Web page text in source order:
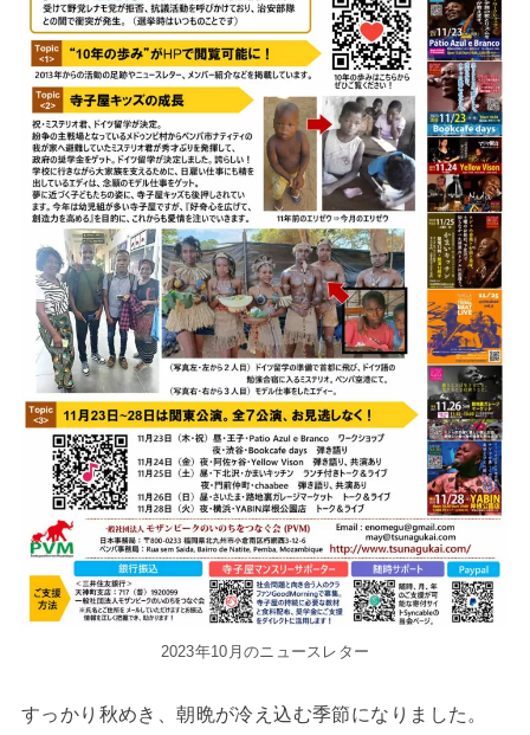
2023年10月のニュースレター
すっかり秋めき、朝晩が冷え込む季節になりました。